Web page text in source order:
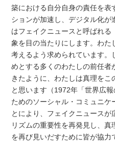
築における自分自身の責任を表
ションが加速し、デジタル化
はフェイクニュースと呼ばれる
象を目の当たりにします。わた
考えるよう求められています。
めとする多くのわたしの前任者
きたように、わたしは真理をこ
と思います（1972年「世界広
ためのソーシャル・コミュニケ
とにより、フェイクニュース
リズムの重要性を再発見し、
を再び見いだすために皆が協力